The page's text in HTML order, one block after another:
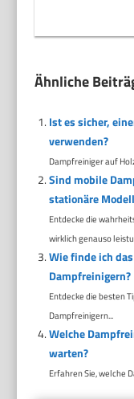
Ähnliche
Ist es sicher,
verwenden?
Dampfreiniger auf
Sind mobile
stationäre
Entdecke die
wirklich genauso
Wie finde ich
Dampfreinigern?
Entdecke die besten
Dampfreinigern...
Welche
warten?
Erfahren Sie, welche